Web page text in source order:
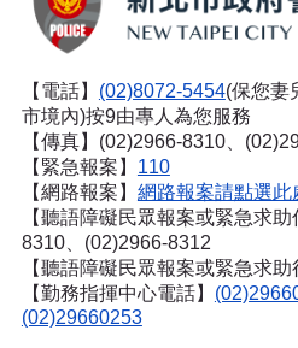
【電話】 (02)8072-5454(保您妻
市境內)按9由專人為您服務
【傳真】(02)2966-8310、
【緊急報案】 110
【網路報案】 網路報案請點選此
【聽語障礙民眾報案或緊急求助
8310、(02)2966-8312
【聽語障礙民眾報案或緊急求
【勤務指揮中心電話】
(02)29660253